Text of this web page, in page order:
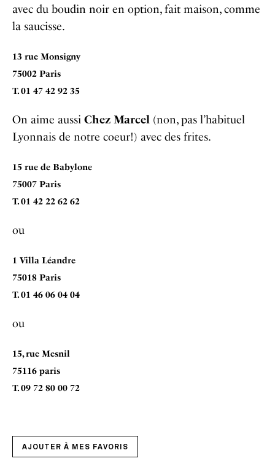
avec du boudin noir en option, fait maison, comme
la saucisse.
13 rue Monsigny
75002 Paris
T. 01 47 42 92 35
On aime aussi Chez Marcel (non, pas l’habituel
Lyonnais de notre coeur!) avec des frites.
15 rue de Babylone
75007 Paris
T. 01 42 22 62 62
ou
1 Villa Léandre
75018 Paris
T. 01 46 06 04 04
ou
15, rue Mesnil
75116 paris
T. 09 72 80 00 72
AJOUTER À MES FAVORIS